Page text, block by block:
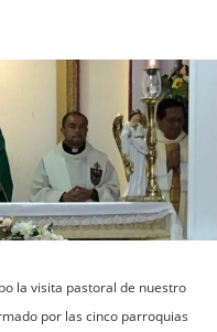
la visita pastoral de nuestro
por las cinco parroquias